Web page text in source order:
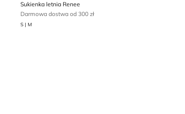
Sukienka letnia Renee
Darmowa dostwa od 300 zł
S | M